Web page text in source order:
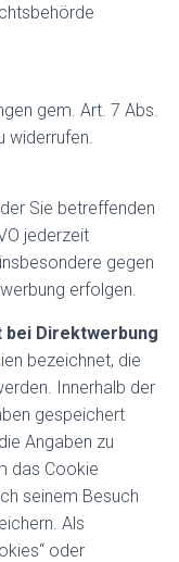
gem. Art. 7 Abs.
widerrufen.
Sie betreffenden
jederzeit
gegen
erfolgen.
bei Direktwerbung
bezeichnet, die
Innerhalb der
gespeichert
Angaben zu
das Cookie
seinem Besuch
Als
oder